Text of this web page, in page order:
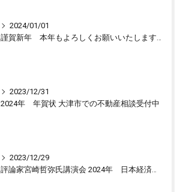
2024/01/01
2023/12/31
2024年 年賀状 大津市での不動産相談受付中
2023/12/29